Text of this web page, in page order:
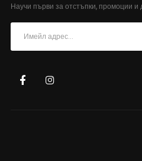
Научи първи за отстъпки, промоции